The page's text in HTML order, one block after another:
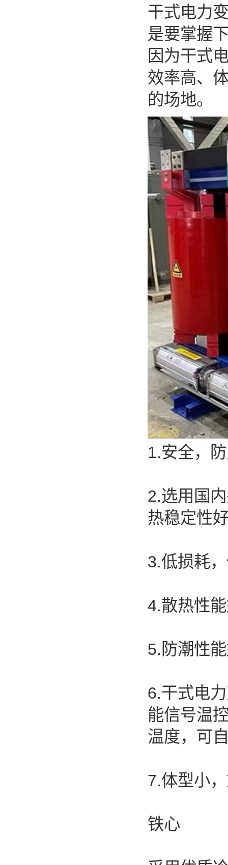
干式电力
是要掌握
因为干式
效率高、
的场地。
1.安全，
2.选用国
热稳定性
3.低损耗
4.散热性
5.防潮性
6.干式电
能信号温
温度，可
7.体型小
铁心